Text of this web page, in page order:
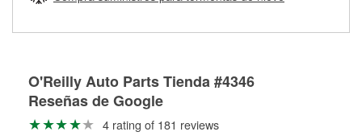
partes de reemplazo correctas para tu reparación.
O'Reilly Auto Parts Tienda #4346
Reseñas de Google
4 rating of 181 reviews